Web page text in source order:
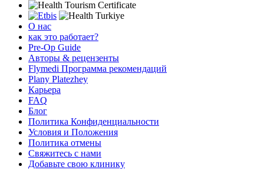
О нас
как это работает?
Pre-Op Guide
Авторы & рецензенты
Flymedi Программа рекомендаций
Plany Platezhey
Карьера
FAQ
Блог
Политика Конфиденциальности
Условия и Положения
Политика отмены
Свяжитесь с нами
Добавьте свою клинику